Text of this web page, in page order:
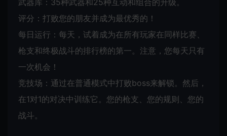
评分：打败您的朋友并成为最优秀的！
每日运行：每天，试着成为在所有玩家在同样比赛、
枪支和终极战斗的排行榜的第一。注意，您每天只有
一次机会！
竞技场：通过在普通模式中打败boss来解锁。然后，
在1对1的对决中训练它。您的枪支、您的规则、您的
战斗。